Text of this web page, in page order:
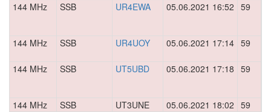
144 MHz SSB UR4EWA 05.06.2021 16:52 59
144 MHz SSB UR4UOY 05.06.2021 17:14 59
144 MHz SSB UT5UBD 05.06.2021 17:18 59
144 MHz SSB UT3UNE 05.06.2021 18:02 59